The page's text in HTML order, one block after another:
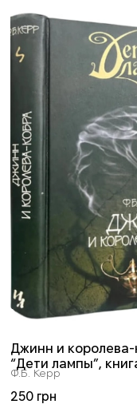
Джинн и королева-
“Дети лампы”,
Ф.Б. Керр
250 грн